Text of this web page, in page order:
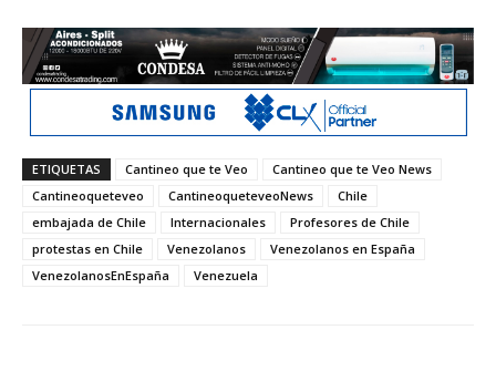
ETIQUETAS Cantineo que te Veo
Cantineo que te Veo News
Cantineoqueteveo
CantineoqueteveoNews
Chile
embajada de Chile
Internacionales
Profesores de Chile
protestas en Chile
Venezolanos
Venezolanos en España
VenezolanosEnEspaña
Venezuela